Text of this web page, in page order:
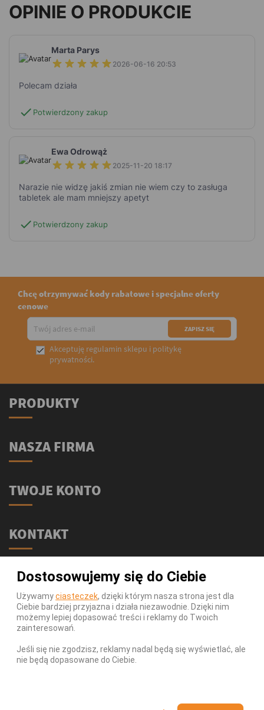
OPINIE O PRODUKCIE
Marta Parys
2026-06-16 20:53
Polecam działa
check Potwierdzony zakup
Ewa Odrowąż
2025-11-20 18:17
Narazie nie widzę jakiś zmian nie wiem czy to zasługa
tabletek ale mam mniejszy apetyt
check Potwierdzony zakup
Chcę otrzymywać kody rabatowe i specjalne oferty
cenowe
 Akceptuję regulamin sklepu i politykę
prywatności.
Dostosowujemy się do Ciebie
Używamyciasteczek, dzięki którym nasza strona jest dla
Ciebie bardziej przyjazna i działa niezawodnie. Dzięki nim
możemy lepiej dopasować treści i reklamy do Twoich
zainteresowań.
Jeśli się nie zgodzisz, reklamy nadal będą się wyświetlać, ale
nie będą dopasowane do Ciebie.
PRODUKTY
NASZA FIRMA
TWOJE KONTO
KONTAKT
ul. Stołeczna 2/lok 102
15-879 Białystok
Telefon:
539 111 590
Infolinia:Pn-Pt 9-17
E-mail:
info@swiatsupli.pl